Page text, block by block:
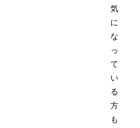
気
に
な
っ
て
い
る
方
も